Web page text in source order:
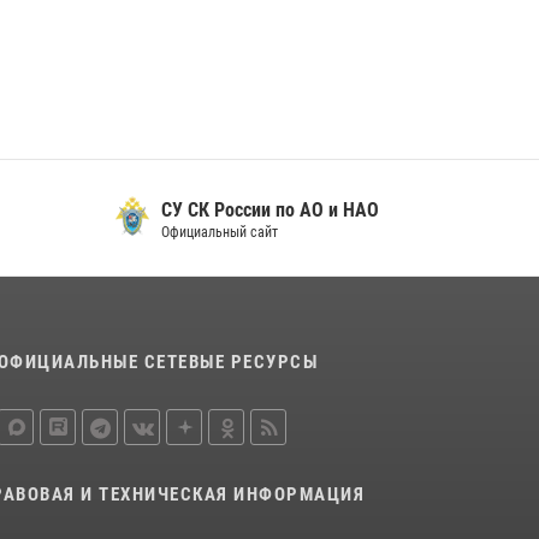
СУ СК России по АО и НАО
Официальный сайт
СЕТЕВЫЕ РЕСУРСЫ
И ТЕХНИЧЕСКАЯ ИНФОРМАЦИЯ